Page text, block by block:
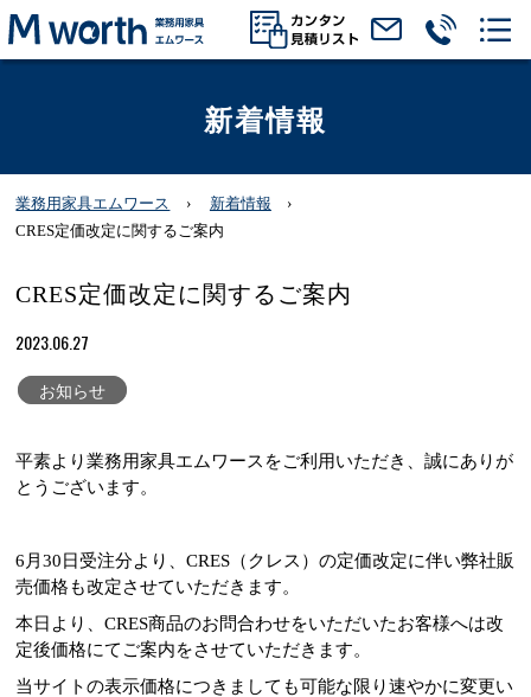
新着情報
業務用家具エムワース
新着情報
CRES定価改定に関するご案内
CRES定価改定に関するご案内
2023.06.27
お知らせ
平素より業務用家具エムワースをご利用いただき、誠にありが
とうございます。
6月30日受注分より、CRES（クレス）の定価改定に伴い弊社販
売価格も改定させていただきます。
本日より、CRES商品のお問合わせをいただいたお客様へは改
定後価格にてご案内をさせていただきます。
当サイトの表示価格につきましても可能な限り速やかに変更い